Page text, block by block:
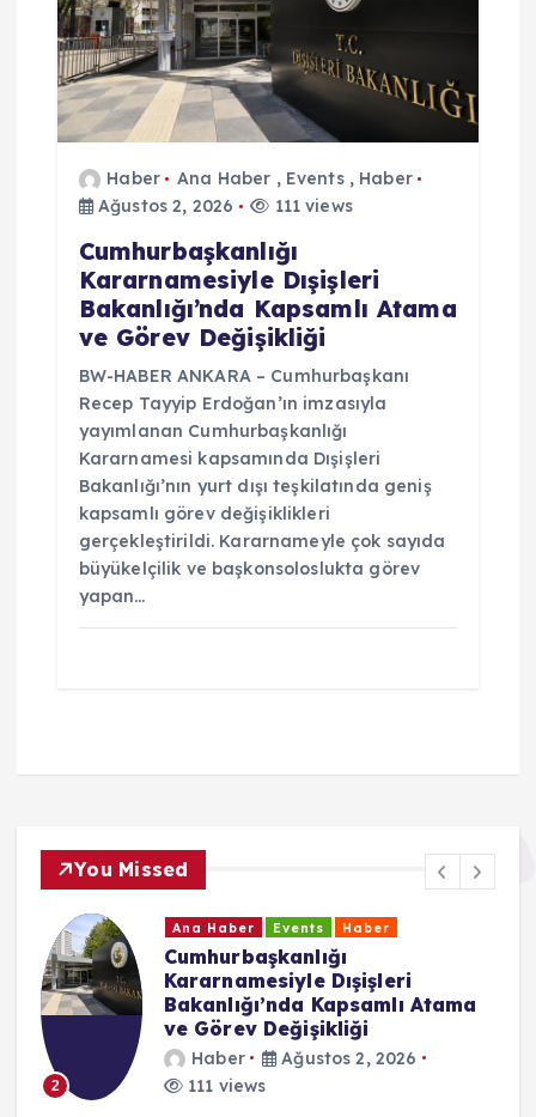
Haber Ana Haber , Events, Haber
Ağustos 2, 2026
111 views
Cumhurbaşkanlığı
Kararnamesiyle Dışişleri
Bakanlığı’nda Kapsamlı Atama
ve Görev Değişikliği
BW-HABER ANKARA – Cumhurbaşkanı
Recep Tayyip Erdoğan’ın imzasıyla
yayımlanan Cumhurbaşkanlığı
Kararnamesi kapsamında Dışişleri
Bakanlığı’nın yurt dışı teşkilatında geniş
kapsamlı görev değişiklikleri
gerçekleştirildi. Kararnameyle çok sayıda
büyükelçilik ve başkonsoloslukta görev
yapan…
You Missed
2
Ana Haber Events Haber
Cumhurbaşkanlığı
Kararnamesiyle Dışişleri
Bakanlığı’nda Kapsamlı Atama
ve Görev Değişikliği
Haber
Ağustos 2, 2026
111 views